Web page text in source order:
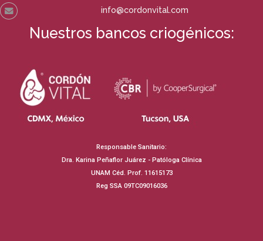
info@cordonvital.com
Nuestros bancos criogénicos:
Responsable Sanitario:
Dra. Karina Peñaflor Juárez - Patóloga Clínica
UNAM Céd. Prof. 11615173
Reg SSA 09TC09016036